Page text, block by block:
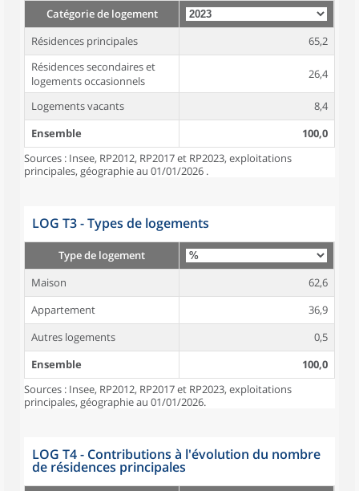
Catégorie de logement
Résidences principales
65,2
Résidences secondaires et
logements occasionnels
26,4
Logements vacants
8,4
Ensemble
100,0
Sources : Insee, RP2012, RP2017 et RP2023, exploitations
principales, géographie au 01/01/2026 .
LOG T3 - Types de logements
Type de logement
Maison
62,6
Appartement
36,9
Autres logements
0,5
Ensemble
100,0
Sources : Insee, RP2012, RP2017 et RP2023, exploitations
principales, géographie au 01/01/2026.
LOG T4 - Contributions à l'évolution du nombre
de résidences principales